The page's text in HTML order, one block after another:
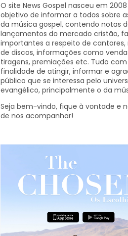
O site News Gospel nasceu em
objetivo de informar a todos sobre
da música gospel, contendo notas
lançamentos do mercado cristão,
importantes a respeito de cantores,
de discos, informações como
tiragens, premiações etc. Tudo
finalidade de atingir, informar e
público que se interessa pelo
evangélico, principalmente o da
Seja bem-vindo, fique à vontade e
de nos acompanhar!